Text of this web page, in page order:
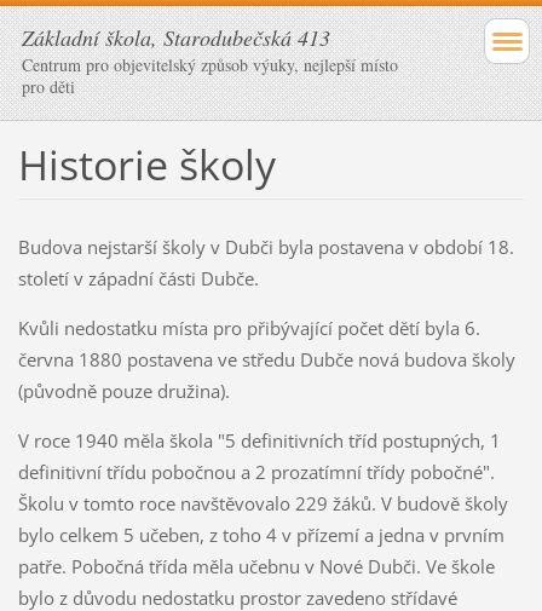
Základní škola, Starodubečská 413
Centrum pro objevitelský způsob výuky, nejlepší místo
pro děti
Historie školy
Budova nejstarší školy v Dubči byla postavena v období 18.
století v západní části Dubče.
Kvůli nedostatku místa pro přibývající počet dětí byla 6.
června 1880 postavena ve středu Dubče nová budova školy
(původně pouze družina).
V roce 1940 měla škola "5 definitivních tříd postupných, 1
definitivní třídu pobočnou a 2 prozatímní třídy pobočné".
Školu v tomto roce navštěvovalo 229 žáků. V budově školy
bylo celkem 5 učeben, z toho 4 v přízemí a jedna v prvním
patře. Pobočná třída měla učebnu v Nové Dubči. Ve škole
bylo z důvodu nedostatku prostor zavedeno střídavé